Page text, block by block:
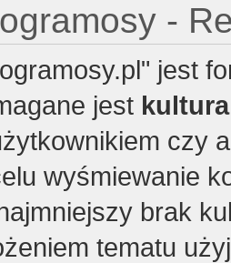
-
jest
jest
czy
wyśmiewanie
brak
tematu